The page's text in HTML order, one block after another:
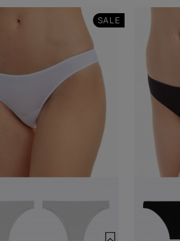
SALE